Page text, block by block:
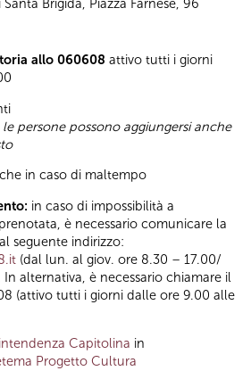
allo 060608 attivo tutti i giorni
persone possono aggiungersi anche
in caso di maltempo
in caso di impossibilità a
è necessario comunicare la
seguente indirizzo:
(dal lun. al giov. ore 8.30 – 17.00/
alternativa, è necessario chiamare il
(attivo tutti i giorni dalle ore 9.00 alle
Capitolina in
Progetto Cultura